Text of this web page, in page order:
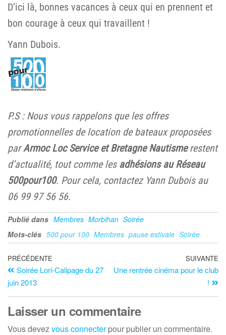
D’ici là, bonnes vacances à ceux qui en prennent et
bon courage à ceux qui travaillent !
Yann Dubois.
P.S : Nous vous rappelons que les offres
promotionnelles de location de bateaux proposées
parArmoc Loc Service et Bretagne Nautismerestent
d’actualité, tout comme les adhésions au Réseau
500pour100. Pour cela, contactez Yann Dubois au
06 99 97 56 56.
Publié dans Membres Morbihan Soirée
Mots-clés 500 pour 100 Membres pause estivale Soirée
PRÉCÉDENTE
Soirée Lori-Calipage du 27
juin 2013
SUIVANTE
Une rentrée cinéma pour le club
!
Laisser un commentaire
Vous devezvous connecterpour publier un commentaire.